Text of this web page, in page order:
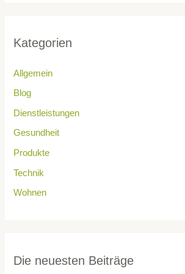
Kategorien
Allgemein
Blog
Dienstleistungen
Gesundheit
Produkte
Technik
Wohnen
Die neuesten Beiträge